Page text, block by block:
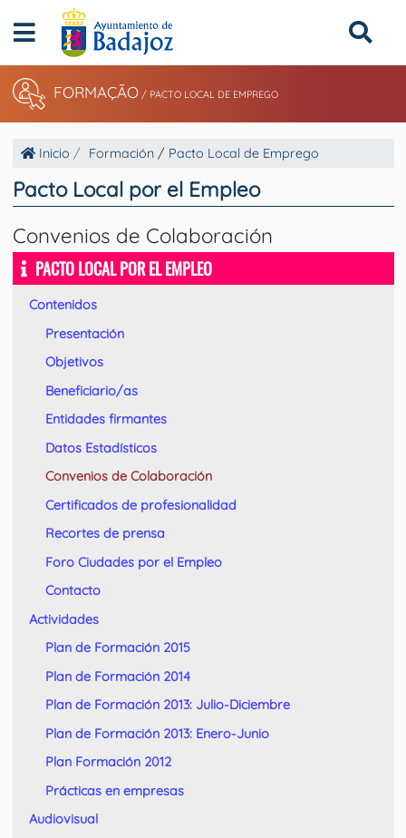
FORMAÇÃO / PACTO LOCAL DE EMPREGO
Inicio Formación/ Pacto Local de Emprego
Pacto Local por el Empleo
Convenios de Colaboración
PACTO LOCAL POR EL EMPLEO
Contenidos
Presentación
Objetivos
Beneficiario/as
Entidades firmantes
Datos Estadísticos
Convenios de Colaboración
Certificados de profesionalidad
Recortes de prensa
Foro Ciudades por el Empleo
Contacto
Actividades
Plan de Formación 2015
Plan de Formación 2014
Plan de Formación 2013: Julio-Diciembre
Plan de Formación 2013: Enero-Junio
Plan Formación 2012
Prácticas en empresas
Audiovisual